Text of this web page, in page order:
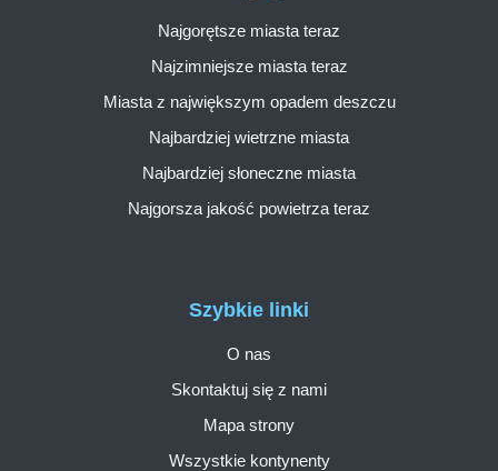
Szybkie linki
O nas
Skontaktuj się z nami
Mapa strony
Wszystkie kontynenty
Najgorętsze miasta teraz
Najzimniejsze miasta teraz
Miasta z największym opadem deszczu
Najbardziej wietrzne miasta
Najbardziej słoneczne miasta
Najgorsza jakość powietrza teraz